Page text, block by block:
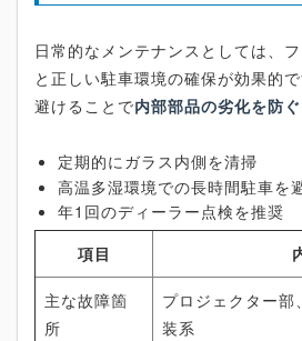
日常的なメンテナンスとしては、
と正しい駐車環境の確保が効果的
避けることで内部部品の劣化を防ぐ
定期的にガラス内側を清掃
高温多湿環境での長時間駐車を
年1回のディーラー点検を推奨
項目
主な故障箇
所
プロジェクター
装系